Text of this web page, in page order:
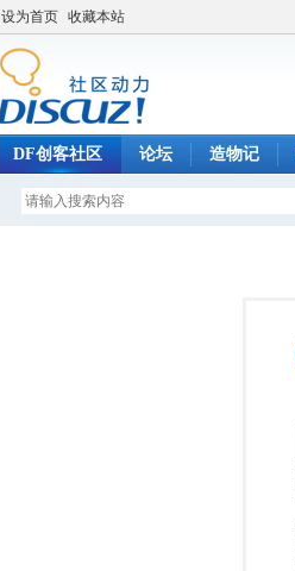
设为首页 收藏本站
DF创客社区 论坛 造物记